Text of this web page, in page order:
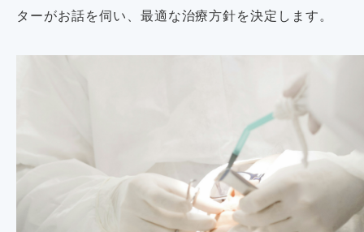
ターがお話を伺い、最適な治療方針を決定します。